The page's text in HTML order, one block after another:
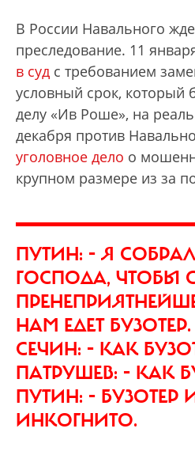
В России Навального
преследование. 11
в суд с требованием
условный срок, который
делу «Ив Роше», на
декабря против
уголовное дело о
крупном размере из за
ПУТИН: - Я
ГОСПОДА, ЧТОБЫ
НАМ ЕДЕТ БУЗОТЕР.
СЕЧИН: - КАК
ПАТРУШЕВ: - КАК
ПУТИН: - БУЗОТЕР
ИНКОГНИТО.